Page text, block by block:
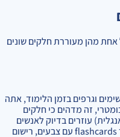
אחת מהן מעוררת חלקים שונים
וגרפים בזמן הלימוד, אתה
זה מדהים כי חלקים
עוזרים בדיוק לאנשים
שחושבים בתמונות ובדפוסים. אם אתה יוצר flashcards עם צבעים, רישום